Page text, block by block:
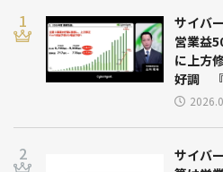
サイバ
営業益
に上方
好調 『
サイバ